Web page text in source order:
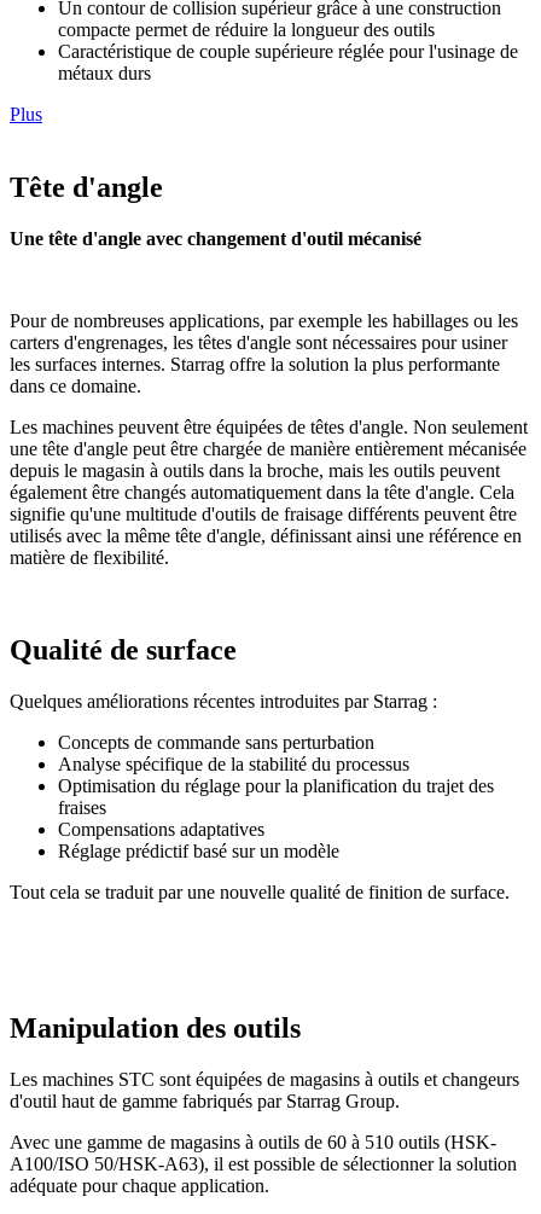
Un contour de collision supérieur grâce à une construction
compacte permet de réduire la longueur des outils
Caractéristique de couple supérieure réglée pour l'usinage de
métaux durs
Plus
Tête d'angle
Une tête d'angle avec changement d'outil mécanisé
Pour de nombreuses applications, par exemple les habillages ou les
carters d'engrenages, les têtes d'angle sont nécessaires pour usiner
les surfaces internes. Starrag offre la solution la plus performante
dans ce domaine.
Les machines peuvent être équipées de têtes d'angle. Non seulement
une tête d'angle peut être chargée de manière entièrement mécanisée
depuis le magasin à outils dans la broche, mais les outils peuvent
également être changés automatiquement dans la tête d'angle. Cela
signifie qu'une multitude d'outils de fraisage différents peuvent être
utilisés avec la même tête d'angle, définissant ainsi une référence en
matière de flexibilité.
Qualité de surface
Quelques améliorations récentes introduites par Starrag :
Concepts de commande sans perturbation
Analyse spécifique de la stabilité du processus
Optimisation du réglage pour la planification du trajet des
fraises
Compensations adaptatives
Réglage prédictif basé sur un modèle
Tout cela se traduit par une nouvelle qualité de finition de surface.
Manipulation des outils
Les machines STC sont équipées de magasins à outils et changeurs
d'outil haut de gamme fabriqués par Starrag Group.
Avec une gamme de magasins à outils de 60 à 510 outils (HSK-
A100/ISO 50/HSK-A63), il est possible de sélectionner la solution
adéquate pour chaque application.